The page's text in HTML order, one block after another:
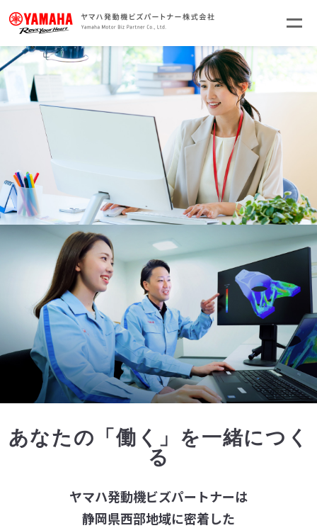
あなたの「働く」を一緒につく
る
ヤマハ発動機ビズパートナーは
静岡県西部地域に密着した